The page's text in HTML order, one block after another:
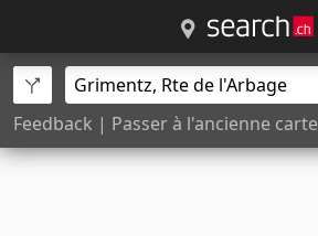
Feedback | Passer à l'ancienne carte